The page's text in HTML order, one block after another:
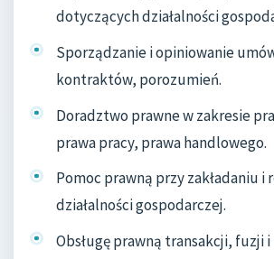
dotyczących działalności
Sporządzanie i opiniowanie
kontraktów, porozumień.
Doradztwo prawne w zakresie
prawa pracy, prawa handlowego.
Pomoc prawną przy zakładaniu i
działalności gospodarczej.
Obsługę prawną transakcji, fuzji i